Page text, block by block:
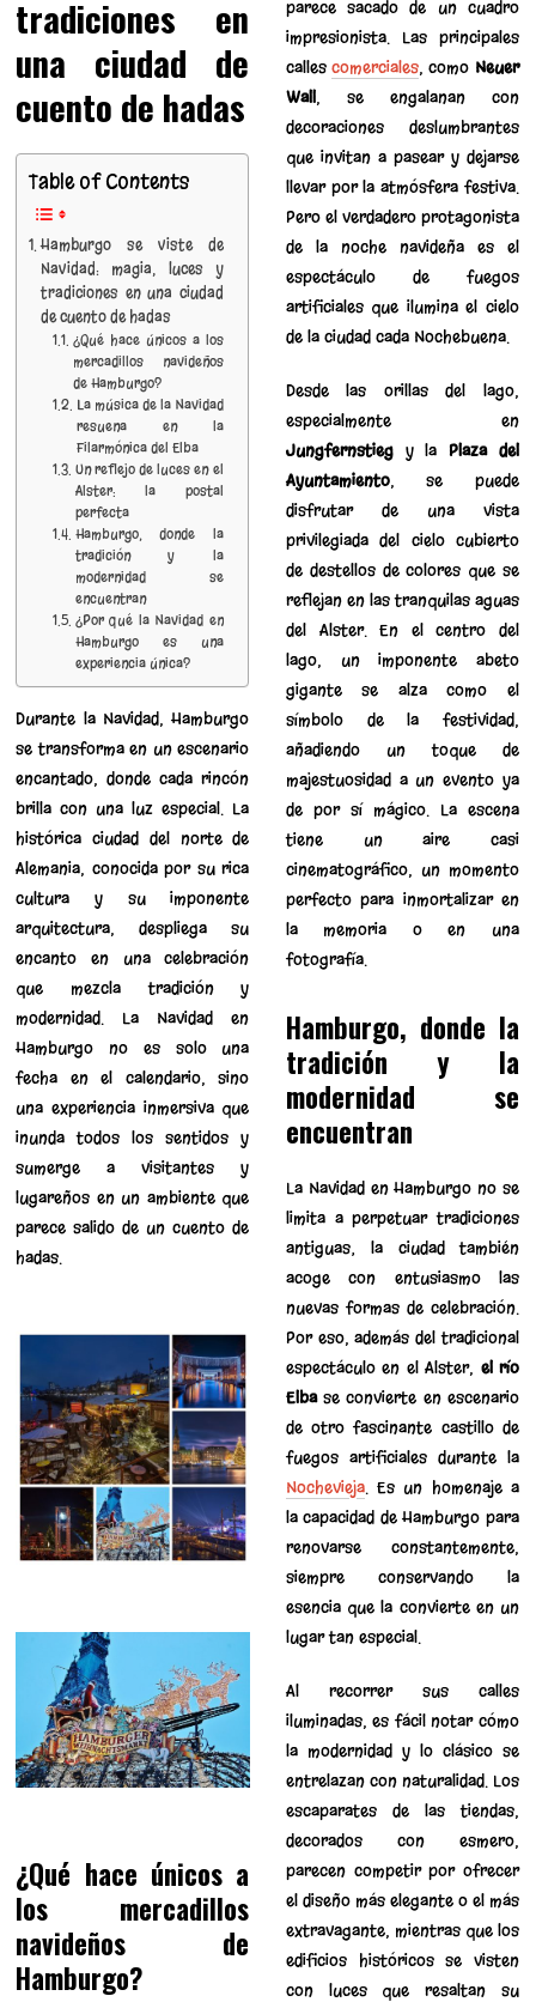
tradiciones en
una ciudad de
cuento de hadas
Table of Contents
Hamburgo se viste de
Navidad: magia, luces y
tradiciones en una ciudad
de cuento de hadas
¿Qué hace únicos a los
mercadillos navideños
de Hamburgo?
La música de la Navidad
resuena en la
Filarmónica del Elba
Un reflejo de luces en el
Alster: la postal
perfecta
Hamburgo, donde la
tradición y la
modernidad se
encuentran
¿Por qué la Navidad en
Hamburgo es una
experiencia única?
Durante la Navidad, Hamburgo
se transforma en un escenario
encantado, donde cada rincón
brilla con una luz especial. La
histórica ciudad del norte de
Alemania, conocida por su rica
cultura y su imponente
arquitectura, despliega su
encanto en una celebración
que mezcla tradición y
modernidad. La Navidad en
Hamburgo no es solo una
fecha en el calendario, sino
una experiencia inmersiva que
inunda todos los sentidos y
sumerge a visitantes y
lugareños en un ambiente que
parece salido de un cuento de
hadas.
¿Qué hace únicos a
los mercadillos
navideños de
Hamburgo?
parece sacado de un cuadro
impresionista. Las principales
calles comerciales, como Neuer
Wall, se engalanan con
decoraciones deslumbrantes
que invitan a pasear y dejarse
llevar por la atmósfera festiva.
Pero el verdadero protagonista
de la noche navideña es el
espectáculo de fuegos
artificiales que ilumina el cielo
de la ciudad cada Nochebuena.
Desde las orillas del lago,
especialmente en
Jungfernstiegy la Plaza del
Ayuntamiento, se puede
disfrutar de una vista
privilegiada del cielo cubierto
de destellos de colores que se
reflejan en las tranquilas aguas
del Alster. En el centro del
lago, un imponente abeto
gigante se alza como el
símbolo de la festividad,
añadiendo un toque de
majestuosidad a un evento ya
de por sí mágico. La escena
tiene un aire casi
cinematográfico, un momento
perfecto para inmortalizar en
la memoria o en una
fotografía.
Hamburgo, donde la
tradición y la
modernidad se
encuentran
La Navidad en Hamburgo no se
limita a perpetuar tradiciones
antiguas; la ciudad también
acoge con entusiasmo las
nuevas formas de celebración.
Por eso, además del tradicional
espectáculo en el Alster, el río
Elbase convierte en escenario
de otro fascinante castillo de
fuegos artificiales durante la
Nochevieja. Es un homenaje a
la capacidad de Hamburgo para
renovarse constantemente,
siempre conservando la
esencia que la convierte en un
lugar tan especial.
Al recorrer sus calles
iluminadas, es fácil notar cómo
la modernidad y lo clásico se
entrelazan con naturalidad. Los
escaparates de las tiendas,
decorados con esmero,
parecen competir por ofrecer
el diseño más elegante o el más
extravagante, mientras que los
edificios históricos se visten
con luces que resaltan su